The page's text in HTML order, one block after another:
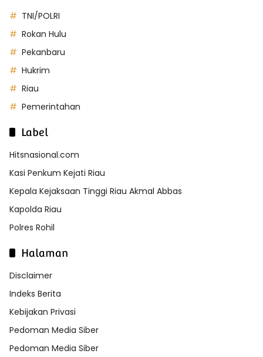
TNI/POLRI
Rokan Hulu
Pekanbaru
Hukrim
Riau
Pemerintahan
Label
Hitsnasional.com
Kasi Penkum Kejati Riau
Kepala Kejaksaan Tinggi Riau Akmal Abbas
Kapolda Riau
Polres Rohil
Halaman
Disclaimer
Indeks Berita
Kebijakan Privasi
Pedoman Media Siber
Pedoman Media Siber